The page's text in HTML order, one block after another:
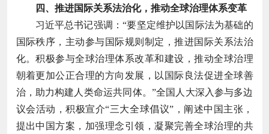
四、推进国际关系法治化，推动全球治理体系变革
习近平总书记强调：“要坚定维护以国际法为基础的
国际秩序，主动参与国际规则制定，推进国际关系法治
化。积极参与全球治理体系改革和建设，推动全球治理
朝着更加公正合理的方向发展，以国际良法促进全球善
治，助力构建人类命运共同体。”全国人大深入参与多边
议会活动，积极宣介“三大全球倡议”，阐述中国主张，
提出中国方案，加强理念引领，凝聚完善全球治理的共